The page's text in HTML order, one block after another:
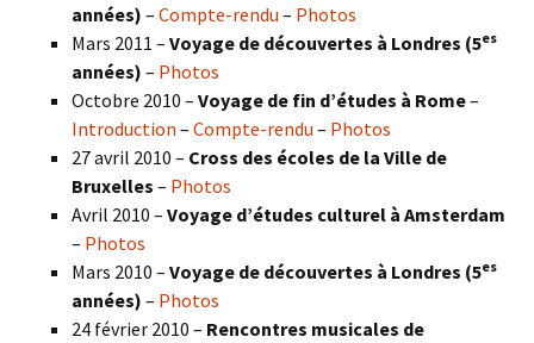
années) – Compte-rendu – Photos
Mars 2011 – Voyage de découvertes à Londres (5es
années) – Photos
Octobre 2010 – Voyage de fin d’études à Rome–
Introduction – Compte-rendu – Photos
27 avril 2010 – Cross des écoles de la Ville de
Bruxelles – Photos
Avril 2010 – Voyage d’études culturel à Amsterdam
– Photos
Mars 2010 – Voyage de découvertes à Londres (5es
années) – Photos
24 février 2010 – Rencontres musicales de